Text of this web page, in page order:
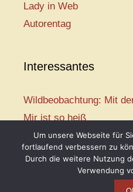
Lady in Web
Autorentag
Interessantes
Wildbeobachtung: Mit
Mir ist so heiß
Mission:
Vogelwelt-Entdeckertour
Abenteuer Schulanfang
Um unsere Webseite für
fortlaufend verbessern zu
Durch die weitere Nutzung
Verwendung